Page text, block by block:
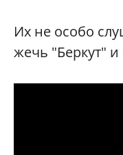
Их не особо
жечь "Беркут" и